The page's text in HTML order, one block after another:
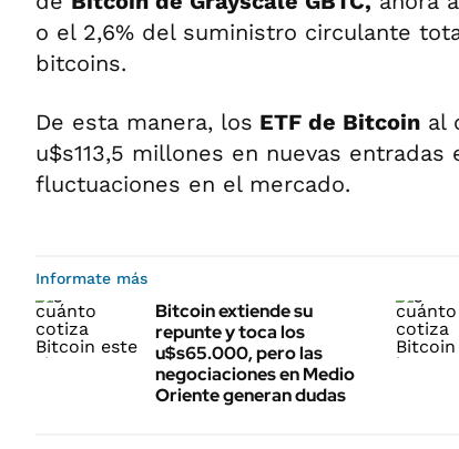
o el 2,6% del suministro circulante
bitcoins.
De esta manera, los ETF de Bitcoin al
u$s113,5 millones en nuevas entradas
fluctuaciones en el mercado.
Informate más
Bitcoin extiende su
repunte y toca los
u$s65.000, pero las
negociaciones en Medio
Oriente generan dudas